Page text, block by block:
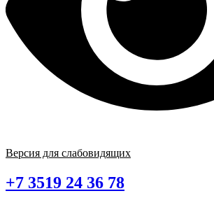
Версия для слабовидящих
+7 3519 24 36 78